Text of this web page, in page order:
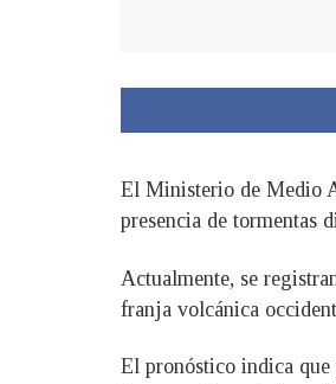
El Ministerio de Medio
presencia de tormentas
Actualmente, se
franja volcánica
El pronóstico indica que